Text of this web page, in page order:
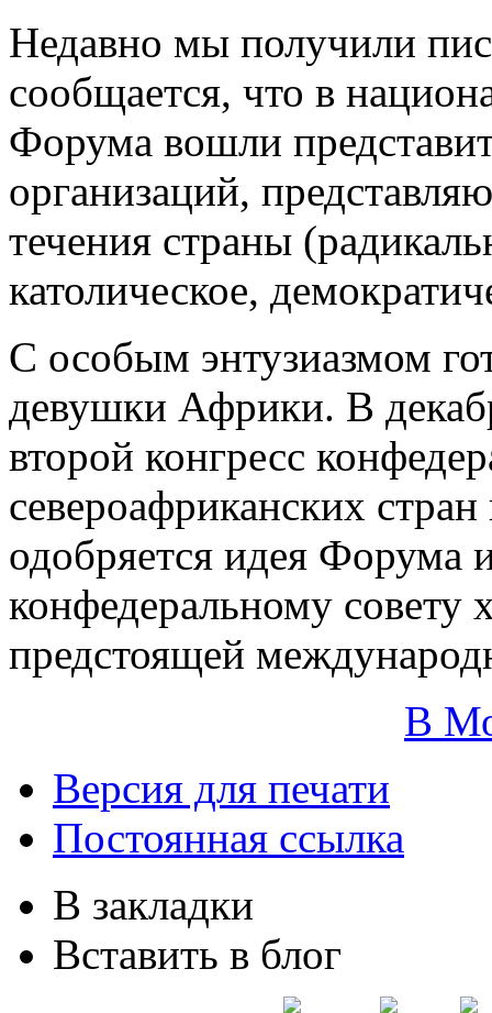
Недавно мы получили
сообщается, что в
Форума вошли
организаций,
течения страны
католическое,
С особым энтузиазмом
девушки Африки. В
второй конгресс
североафриканских
одобряется идея Форума
конфедеральному совету
предстоящей
В
Версия для печати
Постоянная ссылка
В закладки
Вставить в блог